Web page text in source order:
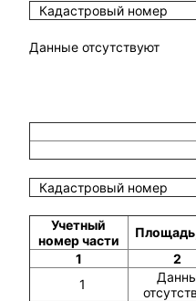
Кадастровый номер
Данные отсутствуют
Кадастровый номер
Учетный
номер части
1
2
1